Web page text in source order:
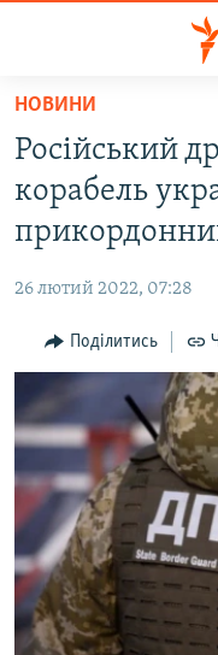
Перейти
основного
матеріалу
Перейти
до
основної
Перейти
до
пошуку
ВОДА.КРИМ
ВІДЕО ТА ФОТО
БЛОГИ
ПОГЛЯД
ІНТЕРВ'Ю
ВСЕ ЗА ДЕНЬ
СПЕЦПРОЕКТИ
ДЕПОРТАЦІЯ
ВІДЕОУРОКИ «ELIFBE»
СВІДЧЕННЯ ОКУПАЦІЇ
УКРАЇНСЬКА ПРОБЛЕМА
ЯК ОБІЙТИ
Русский
Qırımtatar
НОВИНИ
Російський
корабель
26 лютий 2022, 07:28
Поділитись